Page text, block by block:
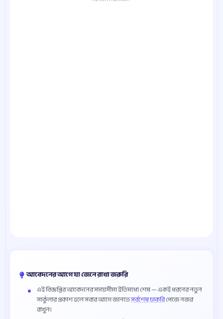
আবেদনের আগে যা জেনে রাখা জরুরি
এই বিজ্ঞপ্তির আবেদনের সময়সীমা ইতিমধ্যে শেষ — একই ধরনের নতুন
সার্কুলার প্রকাশ হলে সবার আগে জানতেসর্বশেষ চাকরিপেজে নজর
রাখুন।